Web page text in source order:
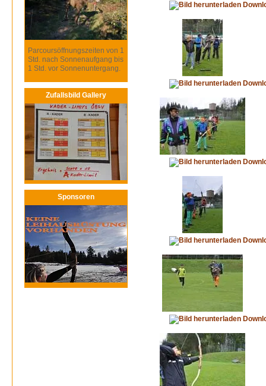
Parcoursöffnungszeiten von 1
Std. nach Sonnenaufgang bis
1 Std. vor Sonnenuntergang.
Zufallsbild Gallery
Sponsoren